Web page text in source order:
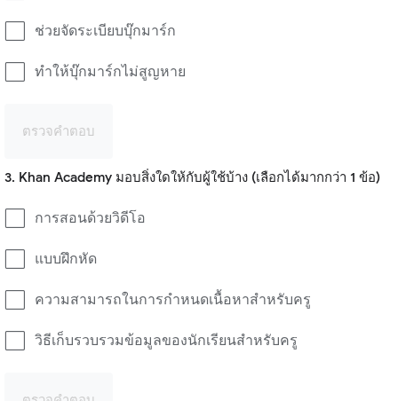
ช่วยจัดระเบียบบุ๊กมาร์ก
ทำให้บุ๊กมาร์กไม่สูญหาย
ตรวจคำตอบ
3. Khan Academy มอบสิ่งใดให้กับผู้ใช้บ้าง (เลือกได้มากกว่า 1 ข้อ)
การสอนด้วยวิดีโอ
แบบฝึกหัด
ความสามารถในการกำหนดเนื้อหาสำหรับครู
วิธีเก็บรวบรวมข้อมูลของนักเรียนสำหรับครู